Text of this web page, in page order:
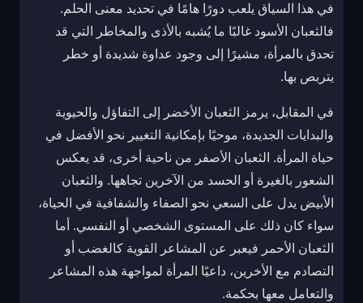
في هذا السياق يلعب دورًا هامًا في تحديد معنى الحلم.
فالثعبان الأسود غالبًا ما يُشبه بالأذى والمخاطر التي قد
تحدق بالمرأة، مشيرًا إلى وجود عداوة شديدة أو خطر
يتربص بها.
في المقابل، يرمز الثعبان الأخضر إلى التفاؤل والحيوية
والبدايات الجديدة، موحيًا بإمكانية التغيير نحو الأفضل في
حياة المرأة. الثعبان الأصفر من ناحية أخرى، قد يعكس
الشعور بالغيرة أو الحسد من الآخرين تجاهها. والثعبان
الأبيض يدل على السعي نحو الصفاء والشفافية في الحياة،
سواء كان ذلك على المستوى الشخصي أو النفسي. أما
الثعبان الأحمر فيعبر عن المشاعر القوية كالغضب أو
التصادم مع الأخرين، داعيًا المرأة لمواجهة هذه المشاعر
والتعامل معها بحكمة.